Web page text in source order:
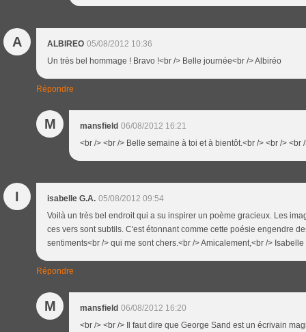
A ALBIREO 05/08/2012 10:36
Un très bel hommage ! Bravo !<br /> Belle journée<br /> Albiréo
Répondre
M mansfield 06/08/2012 16:21
<br /> <br /> Belle semaine à toi et à bientôt.<br /> <br /> <br
I isabelle G.A. 05/08/2012 09:54
Voilà un très bel endroit qui a su inspirer un poème gracieux. Les
ces vers sont subtils. C'est étonnant comme cette poésie engendre
sentiments<br /> qui me sont chers.<br /> Amicalement,<br /> Isabelle
Répondre
M mansfield 06/08/2012 16:20
<br /> <br /> Il faut dire que George Sand est un écrivain